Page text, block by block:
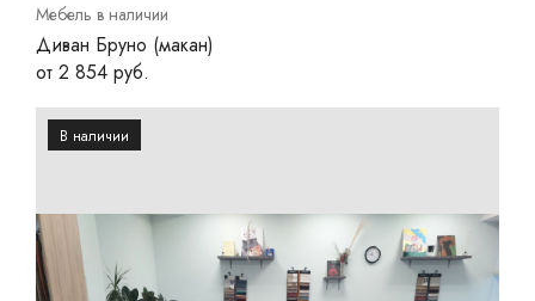
Мебель в наличии
Диван Бруно (макан)
от 2 854 руб.
В наличии